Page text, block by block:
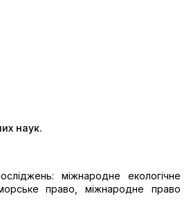
наук.
міжнародне екологічне
право, міжнародне право